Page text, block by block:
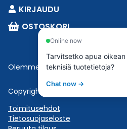
KIRJAUDU
OSTOSKORI
Olemme osaEsbeconia.
Copyright © 2023 Esbecon | All
Toimitusehdot
Tietosuojaseloste
Online now
Tarvitsetko apua
teknisiä tuotetietoja?
Chat now →